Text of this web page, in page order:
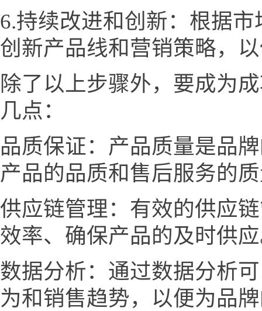
6.持续改进和创新：根据
创新产品线和营销策略，
除了以上步骤外，要成为
几点：
品质保证：产品质量是品
产品的品质和售后服务的
供应链管理：有效的供应
效率、确保产品的及时供
数据分析：通过数据分析
为和销售趋势，以便为品